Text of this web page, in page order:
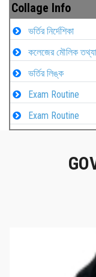
Collage Info
ভর্তির নির্দেশিকা
কলেজের মৌলিক
ভর্তির লিঙ্ক
Exam Routine
Exam Routine